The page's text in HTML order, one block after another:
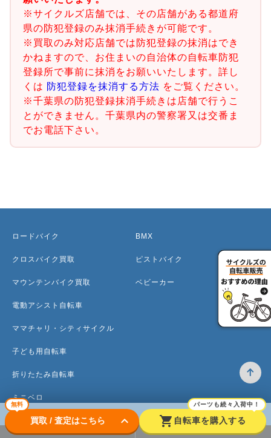
※サイクルズ店舗では、その店舗がある都道府
県の防犯登録のみ抹消手続きが可能です。
※買取のみ対応店舗では防犯登録の抹消はでき
かねますので、お住まいの自治体の自転車防犯
登録所で事前に抹消をお願いいたします。詳し
くは 防犯登録を抹消する方法 をご覧ください。
※千葉県の防犯登録抹消手続きは店舗で行うこ
とができません。千葉県内の警察署又は交番ま
でお電話下さい。
無料
買取 / 査定はこちら keyboard_arrow_down shopping_cart
パーツも続々入荷中！
自転車を購入する
ロードバイク
クロスバイク買取
マウンテンバイク買取
電動アシスト自転車
ママチャリ・シティサイクル
子ども用自転車
折りたたみ自転車
ミニベロ
BMX
ピストバイク
ベビーカー